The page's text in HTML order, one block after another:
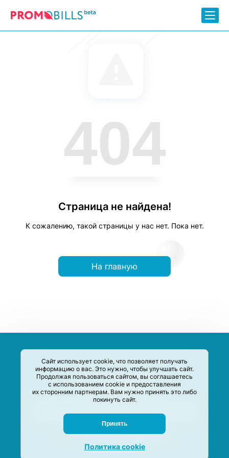
Сайт использует cookie, что позволяет получать
информацию о вас. Это нужно, чтобы улучшать сайт.
Продолжая пользоваться сайтом, вы соглашаетесь
с использованием cookie и предоставления
их сторонним партнерам. Вам нужно принять это либо
покинуть сайт.
Принять
Политика cookie
404
Страница не найдена!
К сожалению, такой страницы у нас нет. Пока нет.
На главную
систематизации акций и скидок на товары и услуги в РФ
Задать вопрос
© M-Social production 2020 –2026